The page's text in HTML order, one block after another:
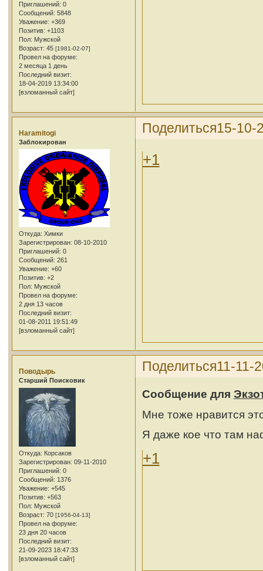
Приглашений: 0
Сообщений: 5848
Уважение: +369
Позитив: +1103
Пол: Мужской
Возраст: 45 [1981-02-07]
Провел на форуме:
2 месяца 1 день
Последний визит:
18-04-2019 13:34:00
[взломанный сайт]
Поделиться15-10-
Haramitogi
Заблокирован
Откуда: Химки
Зарегистрирован: 08-10-2010
Приглашений: 0
Сообщений: 261
Уважение: +60
Позитив: +2
Пол: Мужской
Провел на форуме:
2 дня 13 часов
Последний визит:
01-08-2011 19:51:49
[взломанный сайт]
+1
Поделиться11-11-
Поводырь
Cтарший Поисковик
Откуда: Корсаков
Зарегистрирован: 09-11-2010
Приглашений: 0
Сообщений: 1376
Уважение: +545
Позитив: +563
Пол: Мужской
Возраст: 70 [1956-04-13]
Провел на форуме:
23 дня 20 часов
Последний визит:
21-09-2023 18:47:33
[взломанный сайт]
Сообщение для
Мне тоже нравится
Я даже кое что там
+1